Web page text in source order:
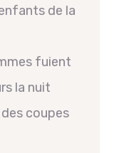
de la
fuient
la nuit
coupes